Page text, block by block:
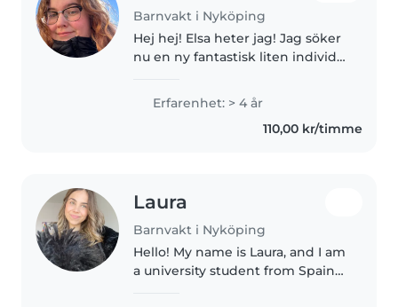
Barnvakt i Nyköping
Hej hej! Elsa heter jag! Jag söker
nu en ny fantastisk liten individ
mitt jobb som timvikarie på
förskola. Med mitt starka intresse
Erfarenhet: > 4 år
110,00 kr/timme
Laura
Barnvakt i Nyköping
Hello! My name is Laura, and I am
a university student from Spain